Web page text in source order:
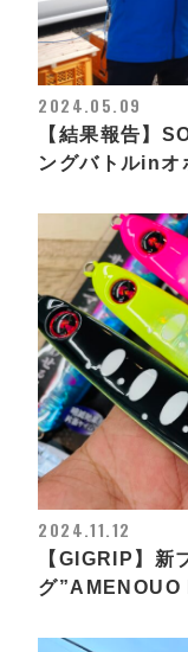
2024.05.09
【結果報告】
ングバトルinオ
2024.11.12
【GIGRIP】新
グ”AMENOUO